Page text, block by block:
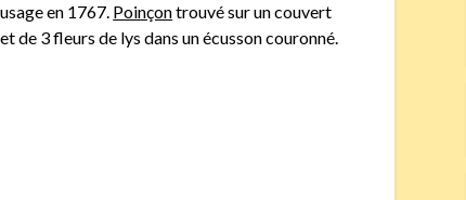
en 1767. Poinçontrouvé sur un couvert
de 3 fleurs de lys dans un écusson couronné.